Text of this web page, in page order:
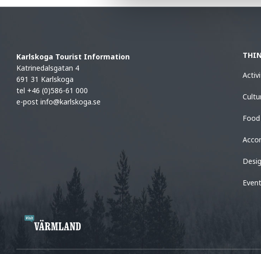
Karlskoga Tourist Information
Katrinedalsgatan 4
691 31 Karlskoga
tel +46 (0)586-61 000
e-post info@karlskoga.se